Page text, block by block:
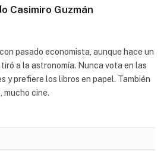
Casimiro Guzmán
pasado economista, aunque hace un
a la astronomía. Nunca vota en las
y prefiere los libros en papel. También
mucho cine.